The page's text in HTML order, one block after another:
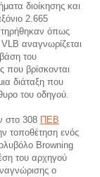
διοίκησης και
2.665
όπως
VLB αναγνωρίζεται
του
που βρίσκονται
διάταξη που
του οδηγού.
στο 308 ΠΕΒ
τοποθέτηση ενός
Browning
του αρχηγού
ο